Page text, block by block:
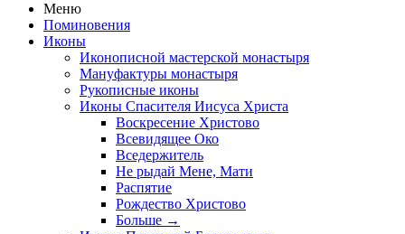
Меню
Поминовения
Иконы
Иконописной мастерской монастыря
Мануфактуры монастыря
Рукописные иконы
Иконы Спасителя Иисуса Христа
Воскресение Христово
Всевидящее Око
Вседержитель
Не рыдай Мене, Мати
Распятие
Рождество Христово
Больше →